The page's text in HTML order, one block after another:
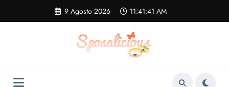
contenuto
9 Agosto 2026 11:41:42 AM